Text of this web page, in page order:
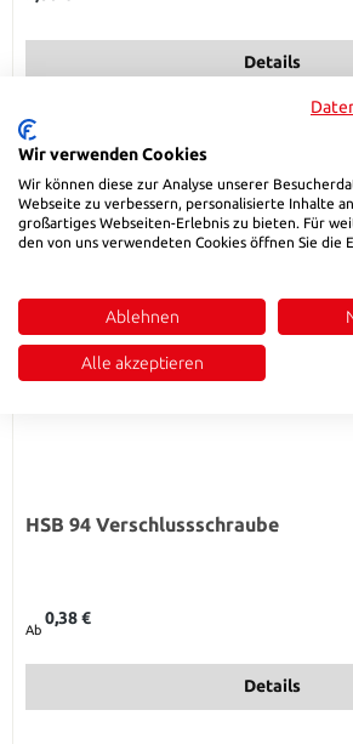
Details
HSB 94 Verschlussschraube
Ab
0,38 €
Details
Wir verwenden Cookies
Wir können diese zur Analyse unserer
Webseite zu verbessern, personalisierte Inhalte
großartiges Webseiten-Erlebnis zu bieten. Für
den von uns verwendeten Cookies öffnen Sie die
Ablehnen
Alle akzeptieren